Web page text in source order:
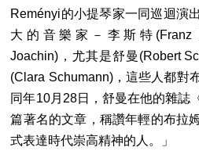
Reményi的小提琴家一同巡迴演
大的音樂家－李斯特(Franz
Joachin)，尤其是舒曼(Robert
(Clara Schumann)，這些人都對
同年10月28日，舒曼在他的雜誌
篇著名的文章，稱讚年輕的布拉
式表達時代崇高精神的人。」